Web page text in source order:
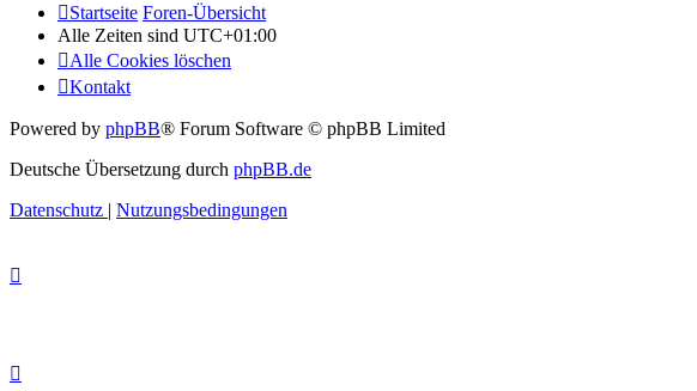
Startseite Foren-Übersicht
Alle Zeiten sind UTC+01:00
Alle Cookies löschen
Kontakt
Powered by phpBB® Forum Software © phpBB Limited
Deutsche Übersetzung durch phpBB.de
Datenschutz | Nutzungsbedingungen